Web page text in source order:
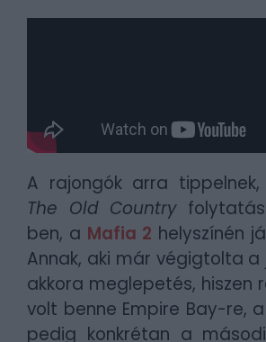
A rajongók arra
The Old Country
ben, a Mafia 2 helyszínén
Annak, aki már végigtolta a
akkora meglepetés, hiszen
volt benne Empire Bay-re,
pedig konkrétan a